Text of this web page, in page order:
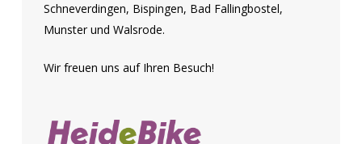
Schneverdingen, Bispingen, Bad Fallingbostel,
Munster und Walsrode.
Wir freuen uns auf Ihren Besuch!